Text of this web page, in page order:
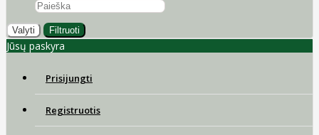
Valyti Filtruoti
Jūsų paskyra
Prisijungti
Registruotis